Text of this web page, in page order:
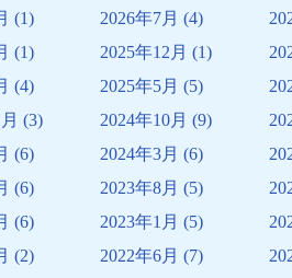
(1) 2026年7月 (4)
(1) 2025年12月 (1)
(4) 2025年5月 (5)
(3) 2024年10月 (9)
(6) 2024年3月 (6)
(6) 2023年8月 (5)
(6) 2023年1月 (5)
(2) 2022年6月 (7)